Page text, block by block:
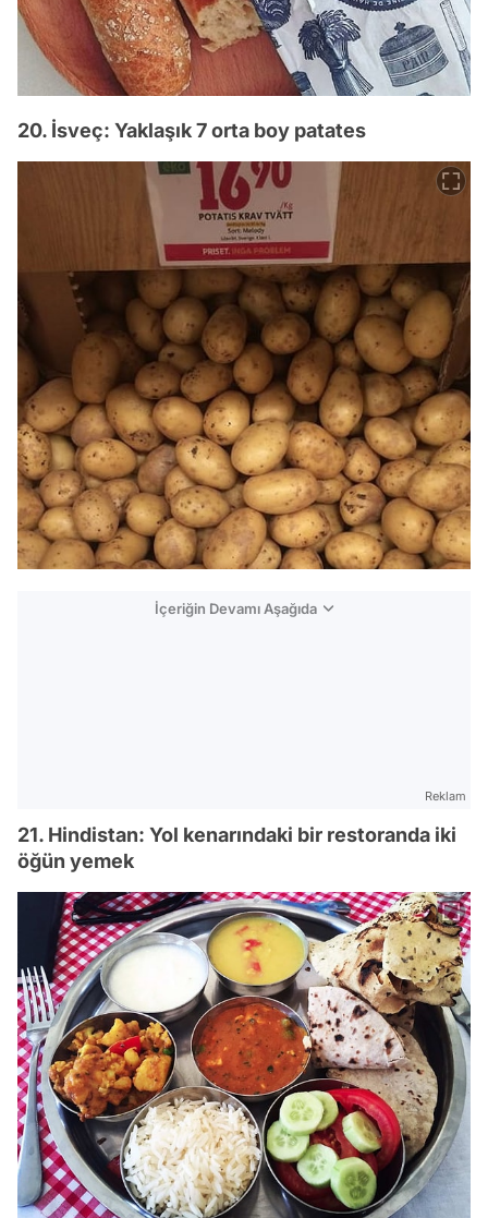
20. İsveç: Yaklaşık 7 orta boy patates
İçeriğin Devamı Aşağıda
Reklam
21. Hindistan: Yol kenarındaki bir restoranda iki
öğün yemek